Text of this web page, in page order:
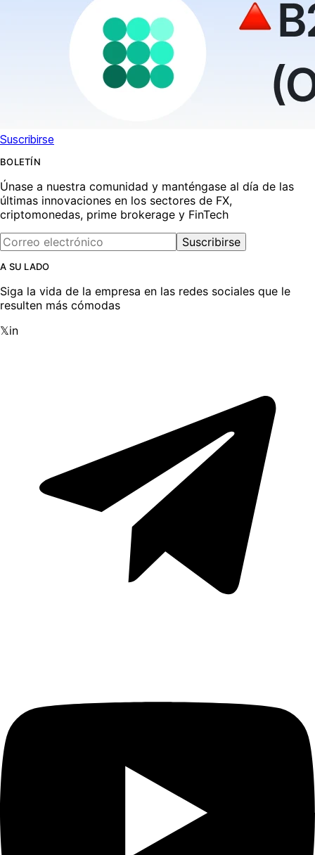
Suscribirse
BOLETÍN
Únase a nuestra comunidad y manténgase al día de las
últimas innovaciones en los sectores de FX,
criptomonedas, prime brokerage y FinTech
Suscribirse
A SU LADO
Siga la vida de la empresa en las redes sociales que le
resulten más cómodas
𝕏in